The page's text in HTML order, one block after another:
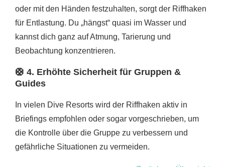
oder mit den Händen festzuhalten, sorgt der Riffhaken
für Entlastung. Du „hängst“ quasi im Wasser und
kannst dich ganz auf Atmung, Tarierung und
Beobachtung konzentrieren.
🛟 4. Erhöhte Sicherheit für Gruppen &
Guides
In vielen Dive Resorts wird der Riffhaken aktiv in
Briefings empfohlen oder sogar vorgeschrieben, um
die Kontrolle über die Gruppe zu verbessern und
gefährliche Situationen zu vermeiden.